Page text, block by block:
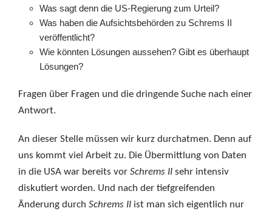
Was sagt denn die US-Regierung zum Urteil?
Was haben die Aufsichtsbehörden zu Schrems II
veröffentlicht?
Wie könnten Lösungen aussehen? Gibt es überhaupt
Lösungen?
Fragen über Fragen und die dringende Suche nach einer
Antwort.
An dieser Stelle müssen wir kurz durchatmen. Denn auf
uns kommt viel Arbeit zu. Die Übermittlung von Daten
in die USA war bereits vor Schrems II sehr intensiv
diskutiert worden. Und nach der tiefgreifenden
Änderung durch Schrems II ist man sich eigentlich nur